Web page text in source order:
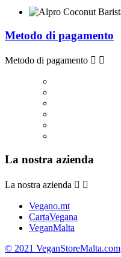
Metodo di pagamento
Metodo di pagamento  
La nostra azienda
La nostra azienda  
Vegano.mt
CartaVegana
VeganMalta
© 2021 VeganStoreMalta.com